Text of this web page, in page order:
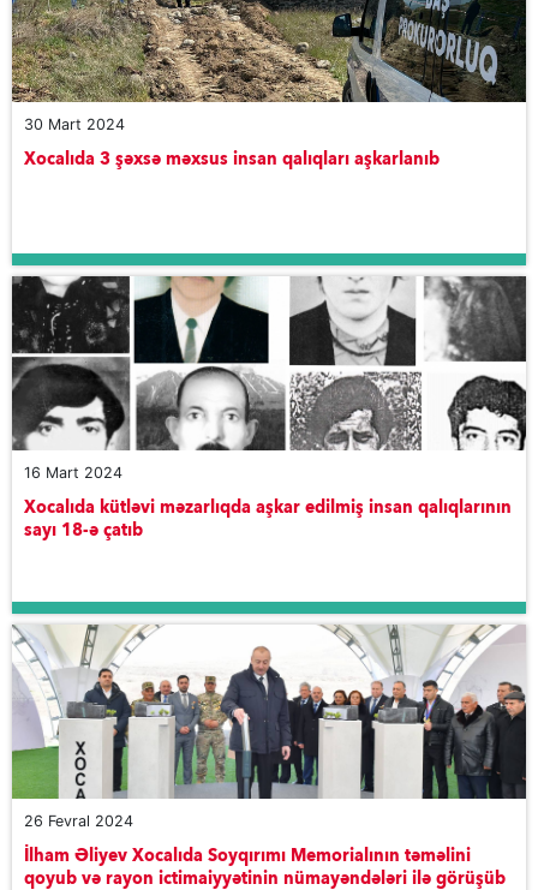
30 Mart 2024
Xocalıda 3 şəxsə məxsus insan qalıqları aşkarlanıb
16 Mart 2024
Xocalıda kütləvi məzarlıqda aşkar edilmiş insan qalıqlarının
sayı 18-ə çatıb
26 Fevral 2024
İlham Əliyev Xocalıda Soyqırımı Memorialının təməlini
qoyub və rayon ictimaiyyətinin nümayəndələri ilə görüşüb